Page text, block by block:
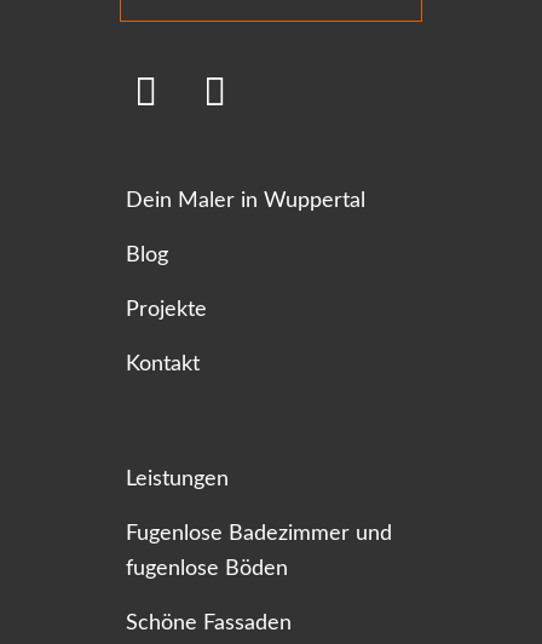
Dein Maler in Wuppertal
Blog
Projekte
Kontakt
Leistungen
Fugenlose Badezimmer und
fugenlose Böden
Schöne Fassaden